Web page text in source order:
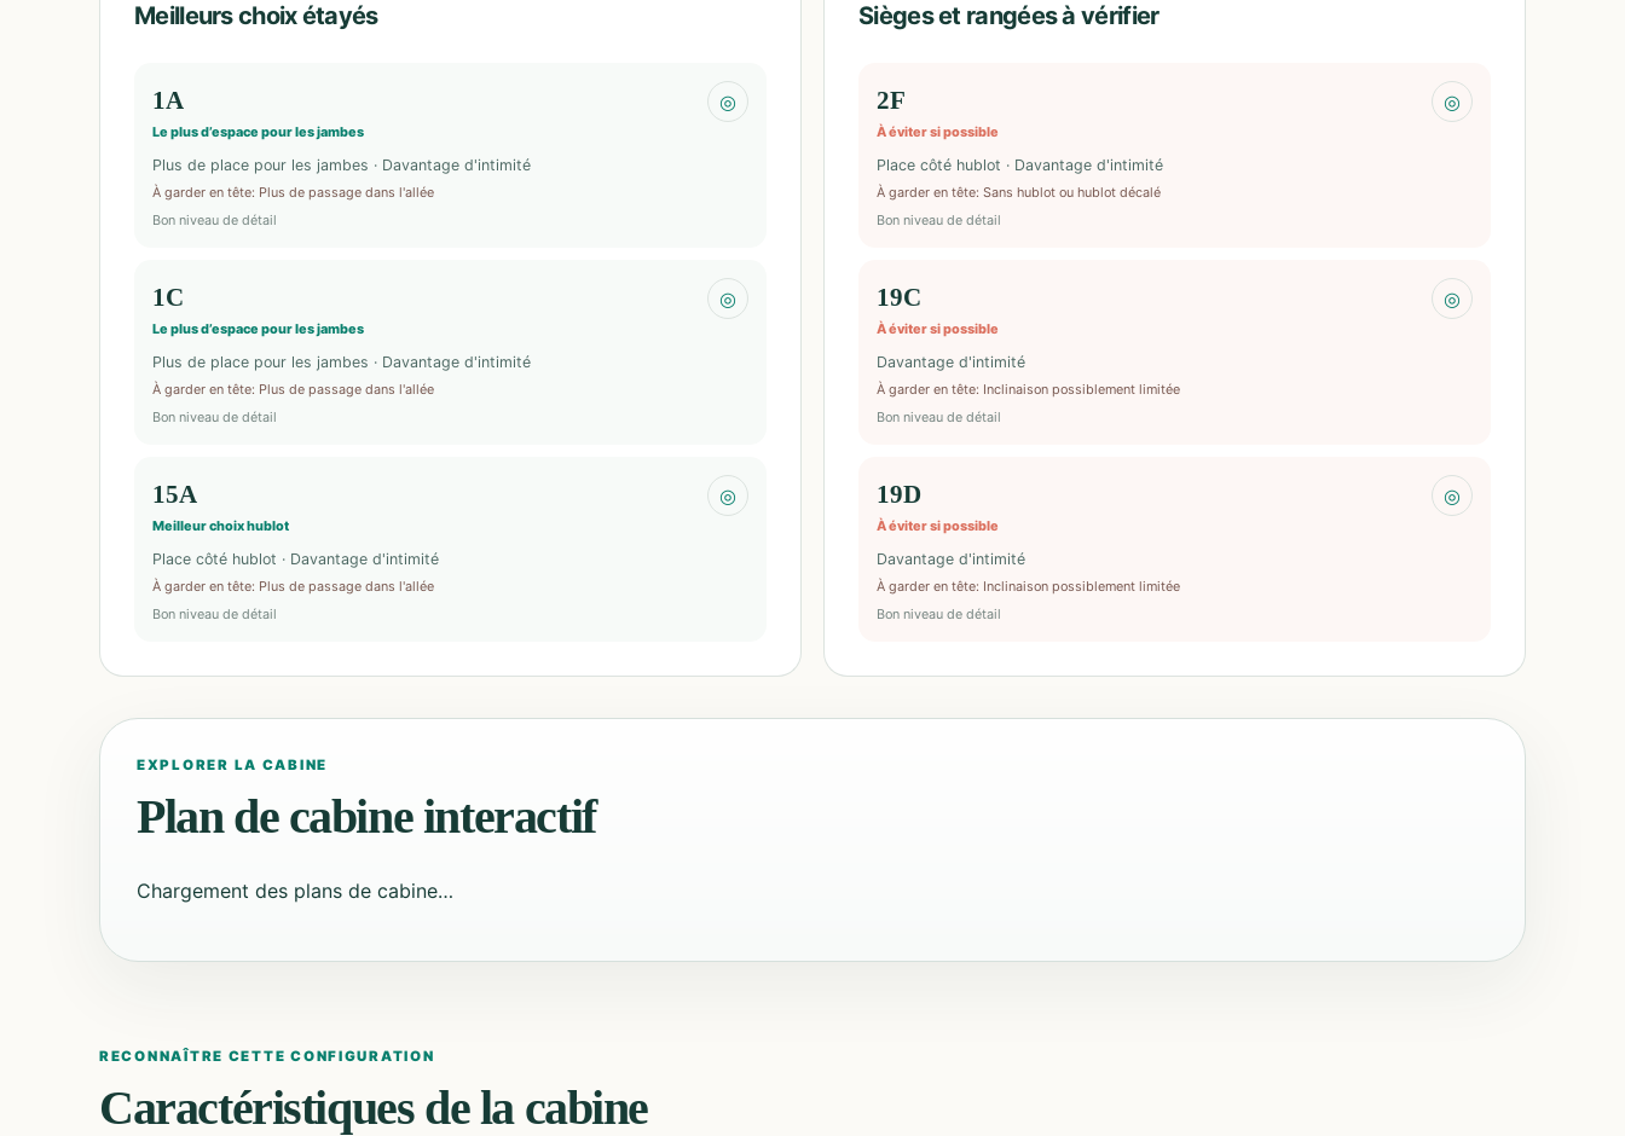
Meilleurs choix étayés
1A
Le plus d’espace pour les jambes
◎
Plus de place pour les jambes · Davantage d'intimité
À garder en tête: Plus de passage dans l'allée
Bon niveau de détail
1C
Le plus d’espace pour les jambes
◎
Plus de place pour les jambes · Davantage d'intimité
À garder en tête: Plus de passage dans l'allée
Bon niveau de détail
15A
Meilleur choix hublot
◎
Place côté hublot · Davantage d'intimité
À garder en tête: Plus de passage dans l'allée
Bon niveau de détail
Sièges et rangées à vérifier
2F
À éviter si possible
◎
Place côté hublot · Davantage d'intimité
À garder en tête: Sans hublot ou hublot décalé
Bon niveau de détail
19C
À éviter si possible
◎
Davantage d'intimité
À garder en tête: Inclinaison possiblement limitée
Bon niveau de détail
19D
À éviter si possible
◎
Davantage d'intimité
À garder en tête: Inclinaison possiblement limitée
Bon niveau de détail
EXPLORER LA CABINE
Plan de cabine interactif
Chargement des plans de cabine…
RECONNAÎTRE CETTE CONFIGURATION
Caractéristiques de la cabine